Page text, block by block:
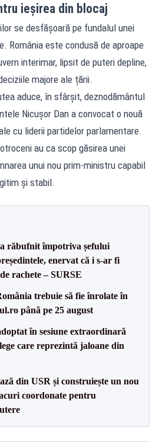
ieșirea din blocaj
se desfășoară pe fundalul unei
România este condusă de aproape
interimar, lipsit de puteri depline,
majore ale țării.
aduce, în sfârșit, deznodământul
Nicușor Dan a convocat o nouă
cu liderii partidelor parlamentare.
au ca scop găsirea unei
unui nou prim-ministru capabil
și stabil.
răbufnit împotriva șefului
enervat că i s-ar fi
rachete – SURSE
trebuie să fie înrolate în
până pe 25 august
în sesiune extraordinară
care reprezintă jaloane din
din USR și construiește un nou
coordonate pentru